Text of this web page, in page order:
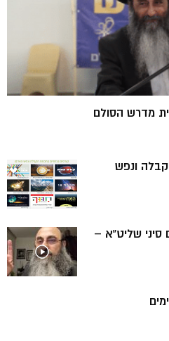
מדרש הסולם
ונפש
שליט”א –